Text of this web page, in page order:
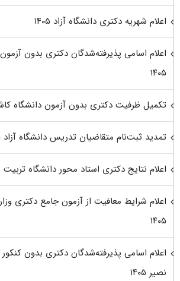
اعلام شهریه دکتری دانشگاه آزاد ۱۴۰۵
اعلام اسامی پذیرفته‌شدگان دکتری بدون
۱۴۰۵
تکمیل ظرفیت دکتری بدون آزمون دانشگاه کاشان
تمدید ثبت‌نام متقاضیان تدریس دانشگاه آزاد ۱۴۰۵
اعلام نتایج دکتری استاد محور دانشگاه تربیت
اعلام شرایط معافیت از آزمون جامع دکتری
۱۴۰۵
اعلام اسامی پذیرفته‌شدگان دکتری بدون
نصیر ۱۴۰۵